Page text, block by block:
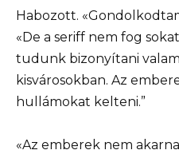
Habozott.
«De a seriff nem fog
tudunk bizonyítani
kisvárosokban. Az
hullámokat kelteni.”
«Az emberek nem